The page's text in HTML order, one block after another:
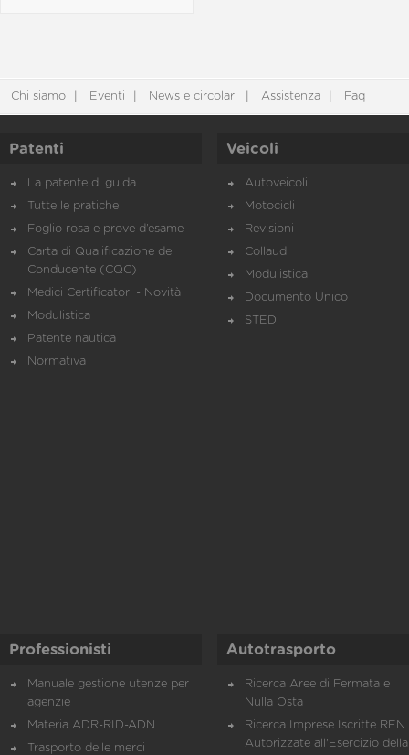
Chi siamo Eventi News e circolari Assistenza Faq
Patenti
La patente di guida
Tutte le pratiche
Foglio rosa e prove d’esame
Carta di Qualificazione del
Conducente (CQC)
Medici Certificatori - Novità
Modulistica
Patente nautica
Normativa
Veicoli
Autoveicoli
Motocicli
Revisioni
Collaudi
Modulistica
Documento Unico
STED
Professionisti
Manuale gestione utenze per
agenzie
Materia ADR-RID-ADN
Trasporto delle merci
Autotrasporto
Ricerca Aree di Fermata e
Nulla Osta
Ricerca Imprese Iscritte REN
Autorizzate all'Esercizio della